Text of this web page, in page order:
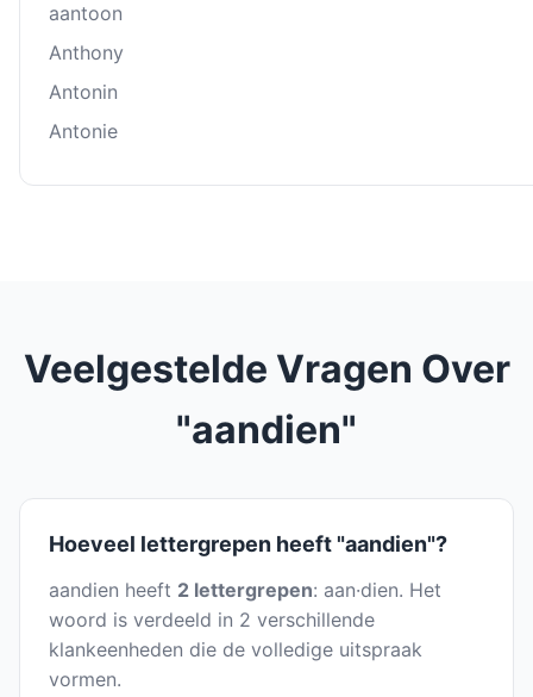
aantoon
Anthony
Antonin
Antonie
Veelgestelde Vragen Over
"aandien"
Hoeveel lettergrepen heeft "aandien"?
aandien heeft 2 lettergrepen: aan·dien. Het
woord is verdeeld in 2 verschillende
klankeenheden die de volledige uitspraak
vormen.